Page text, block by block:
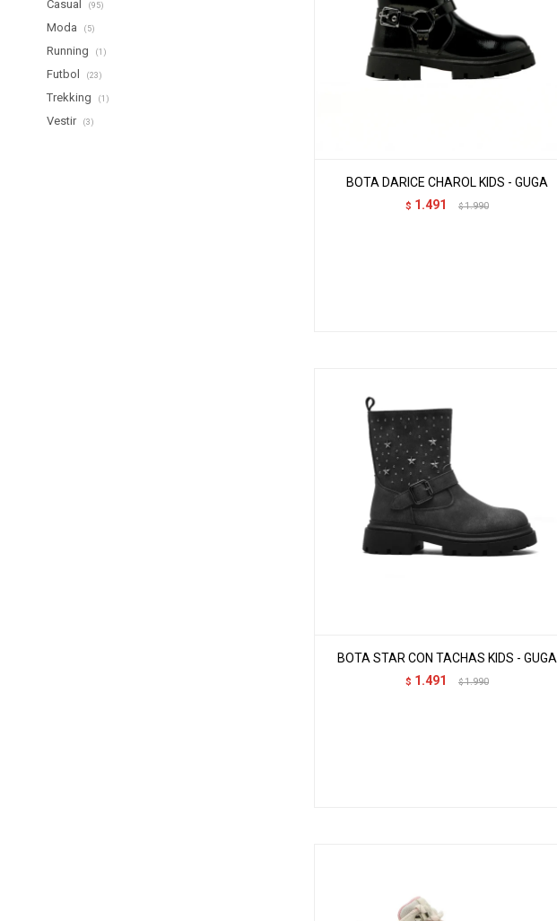
BOTA DARICE CHAROL KIDS - GUGA
$ 1.491 $ 1.990
BOTA STAR CON TACHAS KIDS - GUGA
$ 1.491 $ 1.990
Casual (95)
Moda (5)
Running (1)
Futbol (23)
Trekking (1)
Vestir (3)